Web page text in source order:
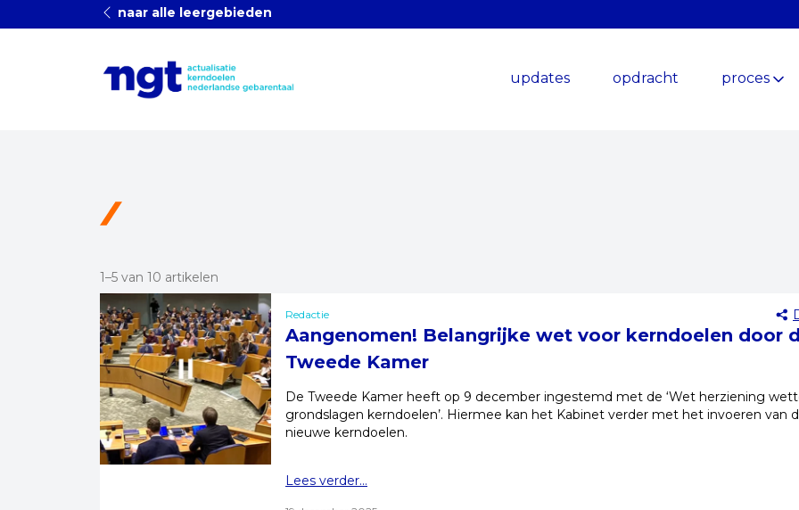
naar alle leergebieden
updates opdracht proces
1–5 van 10 artikelen
Redactie
Aangenomen! Belangrijke wet voor kerndoelen door
Tweede Kamer
De Tweede Kamer heeft op 9 december ingestemd met de ‘Wet herziening
grondslagen kerndoelen’. Hiermee kan het Kabinet verder met het invoeren van
nieuwe kerndoelen.
Lees verder...